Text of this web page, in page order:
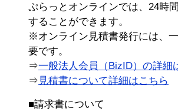
ぷらっとオンラインでは、24時
することができます。
※オンライン見積書発行には、
要です。
⇒一般法人会員（BizID）の詳細
⇒ 見積書について詳細はこちら
■請求書について